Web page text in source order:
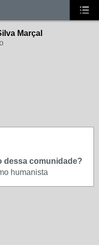
Marçal
dessa comunidade?
humanista